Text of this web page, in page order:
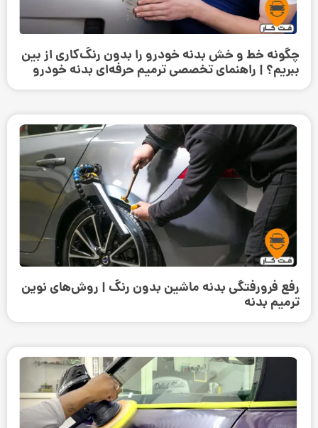
چگونه خط و خش بدنه خودرو را بدون رنگ‌کاری از بین
ببریم؟ | راهنمای تخصصی ترمیم حرفه‌ای بدنه خودرو
رفع فرورفتگی بدنه ماشین بدون رنگ | روش‌های نوین
ترمیم بدنه